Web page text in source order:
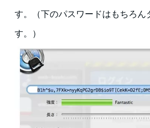
す。（下のパスワードはもちろん
す。）